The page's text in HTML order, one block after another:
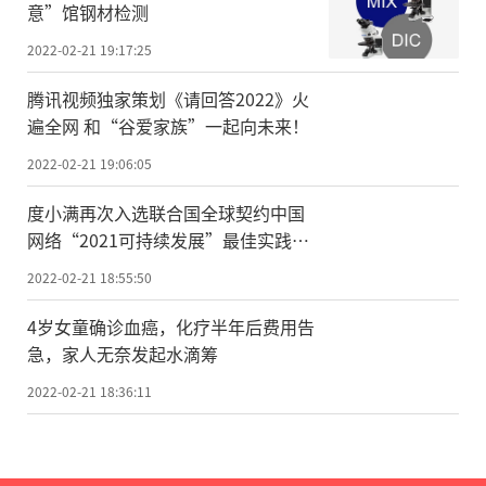
意”馆钢材检测
2022-02-21 19:17:25
腾讯视频独家策划《请回答2022》火
遍全网 和“谷爱家族”一起向未来！
2022-02-21 19:06:05
度小满再次入选联合国全球契约中国
网络“2021可持续发展”最佳实践名
2022-02-21 18:55:50
4岁女童确诊血癌，化疗半年后费用告
急，家人无奈发起水滴筹
2022-02-21 18:36:11